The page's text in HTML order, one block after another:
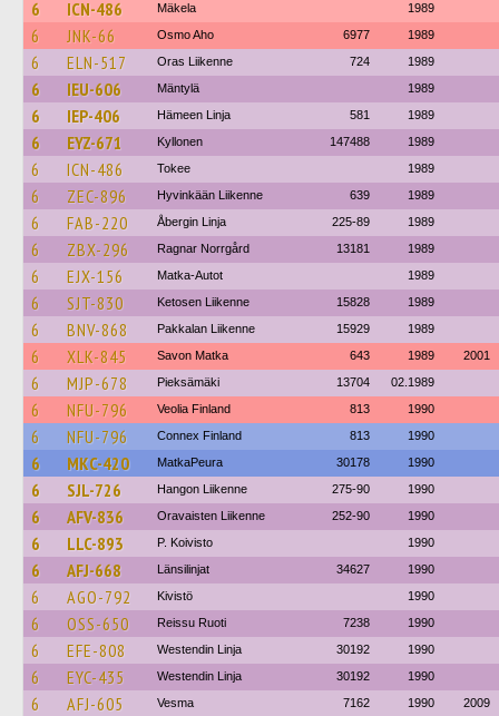
6 ICN-486 Mäkela 1989
6 JNK-66 Osmo Aho 6977 1989
6 ELN-517 Oras Liikenne 724 1989
6 IEU-606 Mäntylä 1989
6 IEP-406 Hämeen Linja 581 1989
6 EYZ-671 Kyllonen 147488 1989
6 ICN-486 Tokee 1989
6 ZEC-896 Hyvinkään Liikenne 639 1989
6 FAB-220 Åbergin Linja 225-89 1989
6 ZBX-296 Ragnar Norrgård 13181 1989
6 EJX-156 Matka-Autot 1989
6 SJT-830 Ketosen Liikenne 15828 1989
6 BNV-868 Pakkalan Liikenne 15929 1989
6 XLK-845 Savon Matka 643 1989 2001
6 MJP-678 Pieksämäki 13704 02.1989
6 NFU-796 Veolia Finland 813 1990
6 NFU-796 Connex Finland 813 1990
6 MKC-420 MatkaPeura 30178 1990
6 SJL-726 Hangon Liikenne 275-90 1990
6 AFV-836 Oravaisten Liikenne 252-90 1990
6 LLC-893 P. Koivisto 1990
6 AFJ-668 Länsilinjat 34627 1990
6 AGO-792 Kivistö 1990
6 OSS-650 Reissu Ruoti 7238 1990
6 EFE-808 Westendin Linja 30192 1990
6 EYC-435 Westendin Linja 30192 1990
6 AFJ-605 Vesma 7162 1990 2009